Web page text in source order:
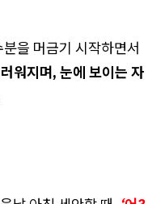
을 머금기 시작하면서
워지며, 눈에 보이는 자